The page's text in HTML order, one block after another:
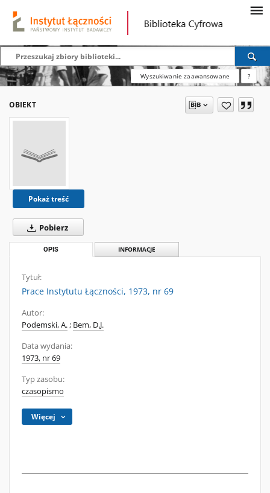
Wyszukiwanie zaawansowane ?
OBIEKT
Pokaż treść
Pobierz
OPIS INFORMACJE
Tytuł:
Prace Instytutu Łączności, 1973, nr 69
Autor:
Podemski, A.; Bem, D.J.
Data wydania:
1973, nr 69
Typ zasobu:
czasopismo
Więcej